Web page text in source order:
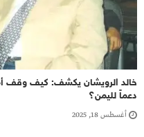
خالد الرويشان يكشف: كيف وقف
دعماً لليمن؟
أغسطس 18, 2025